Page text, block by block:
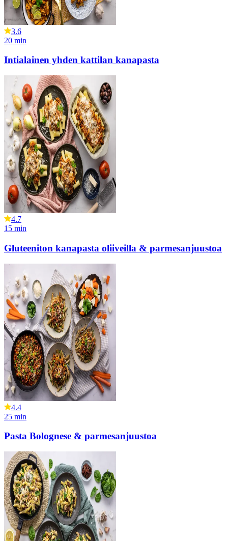
3.6
20 min
Intialainen yhden kattilan kanapasta
4.7
15 min
Gluteeniton kanapasta oliiveilla & parmesanjuustoa
4.4
25 min
Pasta Bolognese & parmesanjuustoa